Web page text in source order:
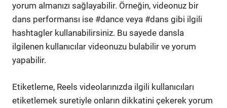
yorum almanızı sağlayabilir. Örneğin, videonuz bir
dans performansı ise #dance veya #dans gibi ilgili
hashtagler kullanabilirsiniz. Bu sayede dansla
ilgilenen kullanıcılar videonuzu bulabilir ve yorum
yapabilir.
Etiketleme, Reels videolarınızda ilgili kullanıcıları
etiketlemek suretiyle onların dikkatini çekerek yorum